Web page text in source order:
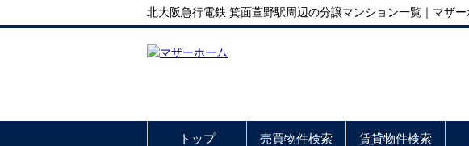
北大阪急行電鉄 箕面萱野駅周辺の分譲マンション一覧｜マザー
トップ 売買物件検索 賃貸物件検索